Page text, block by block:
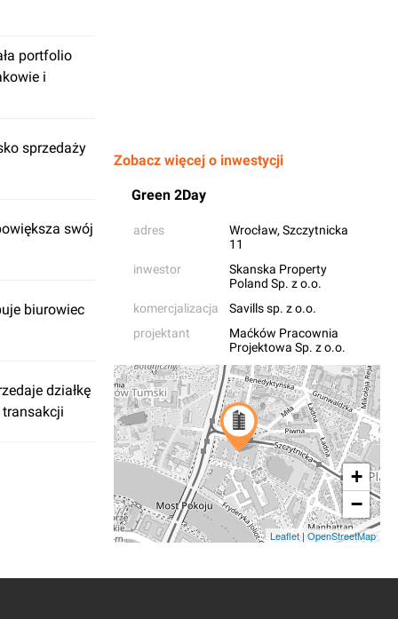
portfolio
i
sprzedaży
swój
biurowiec
działkę
transakcji
Zobacz więcej o inwestycji
Green 2Day
adres Wrocław, Szczytnicka
11
inwestor
Skanska Property
Poland Sp. z o.o.
komercjalizacja
Savills sp. z o.o.
projektant
Maćków Pracownia
Projektowa Sp. z o.o.
+
−
Leaflet|OpenStreetMap